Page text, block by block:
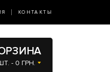
КОНТАКТЫ
- 0 ГРН.